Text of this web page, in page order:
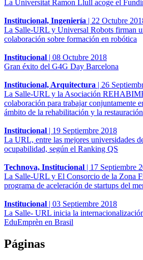
La Universitat Ramon Llull acoge el
Institucional, Ingeniería | 22 Octubre
La Salle-URL y Universal Robots firman
colaboración sobre formación en robótica
Institucional | 08 Octubre 2018
Gran éxito del G4G Day Barcelona
Institucional, Arquitectura | 26
La Salle-URL y la Asociación
colaboración para trabajar conjuntamente
ámbito de la rehabilitación y la restauración
Institucional | 19 Septiembre 2018
La URL, entre las mejores universidades
ocupabilidad, según el Ranking QS
Technova, Institucional | 17 Septiembre
La Salle-URL y El Consorcio de la Zona
programa de aceleración de startups del
Institucional | 03 Septiembre 2018
La Salle- URL inicia la
EduEmprèn en Brasil
Páginas